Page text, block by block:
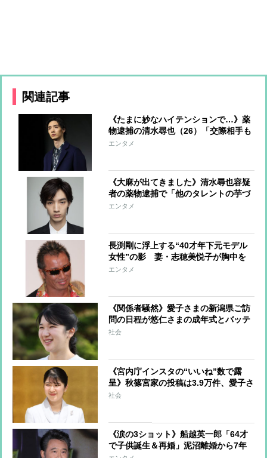
関連記事
《たまに妙なハイテンションで…》薬
物逮捕の清水尋也（26）「交際相手も
一緒に逮捕」関係者が危惧していた
エンタメ
《大麻が出てきました》清水尋也容疑
者の薬物逮捕で「他のタレントの芋づ
る式逮捕はあるか」戦々恐々とする芸
エンタメ
長渕剛に浮上する“40才年下元モデル
女性”の影 妻・志穂美悦子が胸中を
明かす「37年間、何があっても支えて
エンタメ
《関係者騒然》愛子さまの新潟県ご訪
問の日程が悠仁さまの成年式とバッテ
ィング 天皇家と秋篠宮家の間にあ
社会
《宮内庁インスタの“いいね”数で露
呈》秋篠宮家の投稿は3.9万件、愛子さ
まの写真には70万件つくことも…圧倒
社会
《涙の3ショット》船越英一郎「64才
で子供誕生＆再婚」泥沼離婚から7年